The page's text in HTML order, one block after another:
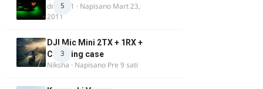
5
dragan1 · Napisano Mart 23,
2011
3
DJI Mic Mini 2TX + 1RX +
Charging case
Niksha · Napisano Pre 9 sati